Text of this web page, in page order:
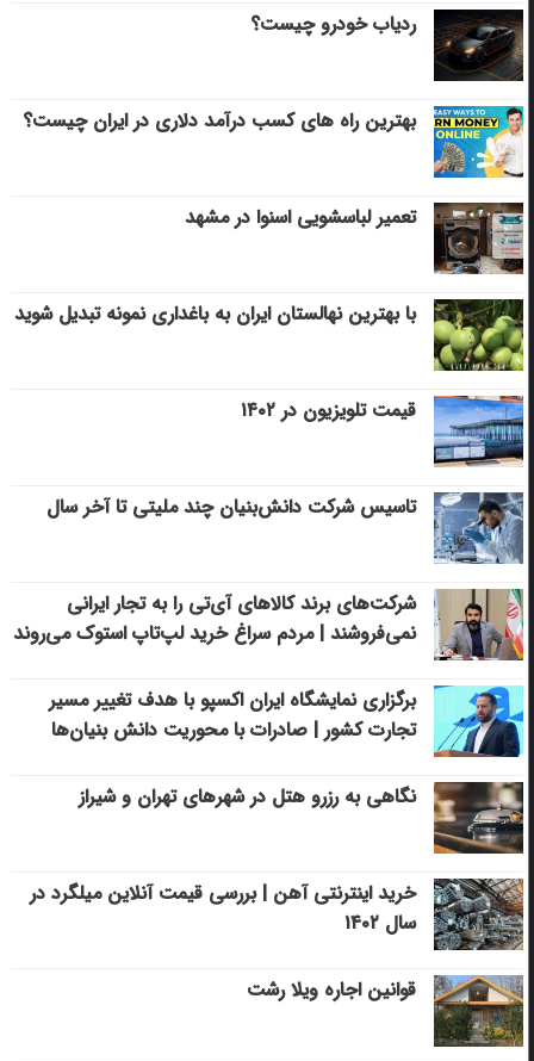
ردیاب خودرو چیست؟
بهترین راه های کسب درآمد دلاری در ایران چیست؟
تعمیر لباسشویی اسنوا در مشهد
با بهترین نهالستان ایران به باغداری نمونه تبدیل شوید
قیمت تلویزیون در ۱۴۰۲
تاسیس شرکت دانش‌بنیان چند ملیتی تا آخر سال
شرکت‌های برند کالاهای آی‌تی را به تجار ایرانی
نمی‌فروشند | مردم سراغ خرید لپ‌تاپ استوک می‌روند
برگزاری نمایشگاه ایران اکسپو با هدف تغییر مسیر
تجارت کشور | صادرات با محوریت دانش بنیان‌ها
نگاهی به رزرو هتل در شهرهای تهران و شیراز
خرید اینترنتی آهن | بررسی قیمت آنلاین میلگرد در
سال ۱۴۰۲
قوانین اجاره ویلا رشت